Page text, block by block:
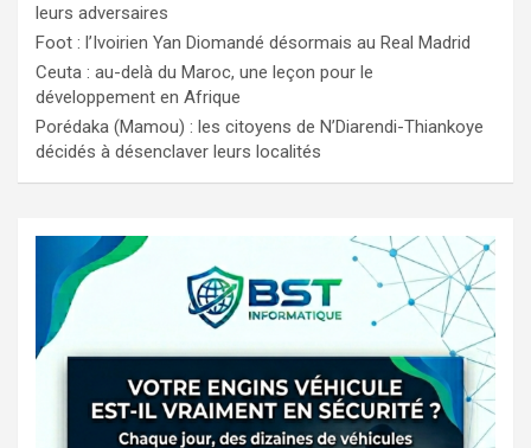
leurs adversaires
Foot : l’Ivoirien Yan Diomandé désormais au Real Madrid
Ceuta : au-delà du Maroc, une leçon pour le
développement en Afrique
Porédaka (Mamou) : les citoyens de N’Diarendi-Thiankoye
décidés à désenclaver leurs localités